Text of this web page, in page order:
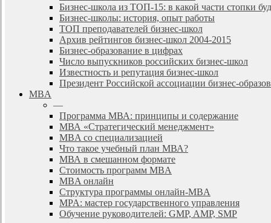
Бизнес-школа из ТОП-15: в какой части стопки
Бизнес-школы: история, опыт работы
ТОП преподавателей бизнес-школ
Архив рейтингов бизнес-школ 2004-2015
Бизнес-образование в цифрах
Число выпускников российских бизнес-школ
Известность и репутация бизнес-школ
Президент Российской ассоциации бизнес-
MBA
—
Программа МВА: принципы и содержание
МВА «Cтратегический менеджмент»
MBA со специализацией
Что такое учебный план МВА?
МВА в смешанном формате
Стоимость программ MBA
MBA онлайн
Cтруктура программы онлайн-MBA
MPA: мастер государственного управления
Обучение руководителей: GMP, AMP, SMP